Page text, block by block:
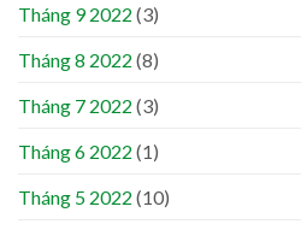
Tháng 9 2022 (3)
Tháng 8 2022 (8)
Tháng 7 2022 (3)
Tháng 6 2022 (1)
Tháng 5 2022 (10)